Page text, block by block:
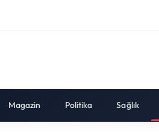
Magazin Politika Sağlık